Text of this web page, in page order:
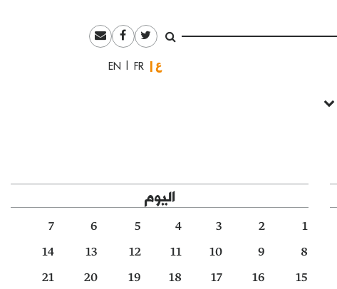
العربيةFrançais
English
اليوم
1
2
3
4
5
6
7
8
9
10
11
12
13
14
15
16
17
18
19
20
21